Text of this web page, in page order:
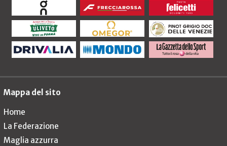
Mappa del sito
Home
La Federazione
Maglia azzurra